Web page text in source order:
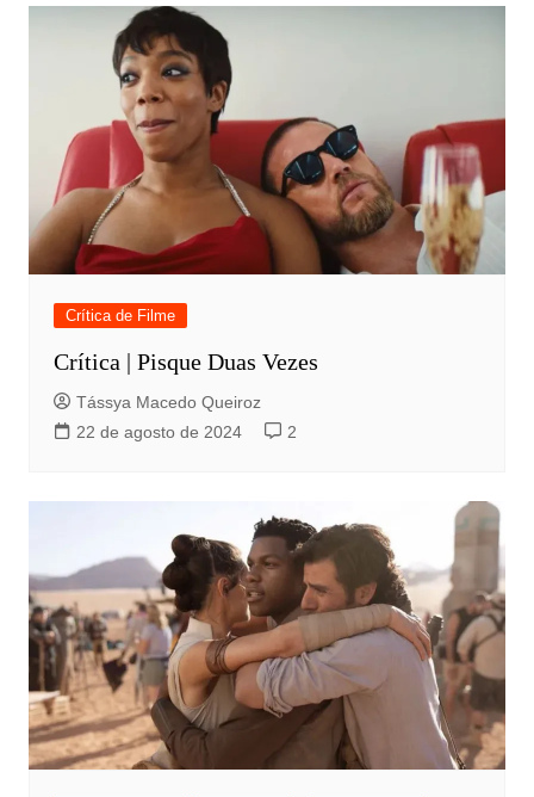
Crítica de Filme
Crítica | Pisque Duas Vezes
Tássya Macedo Queiroz
22 de agosto de 2024
2